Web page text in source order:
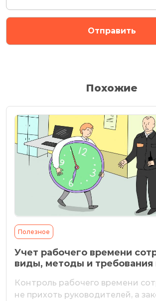
Похожие
Полезное
Учет рабочего времени
виды, методы и
Контроль рабочего времени
не прихоть руководителей, а